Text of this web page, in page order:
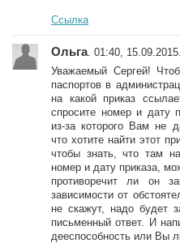
Ссылка
Ольга. 01:40, 15.09.2015.
Уважаемый Сергей!
паспортов в
на какой приказ
спросите номер и дату
из-за которого Вам не
что хотите найти этот
чтобы знать, что там
номер и дату приказа,
противоречит ли он
зависимости от
не скажут, надо будет
письменный ответ. И
дееспособность или Вы